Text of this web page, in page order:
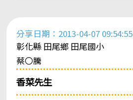
分享日期：2013-04-07 09:54:55
彰化縣 田尾鄉 田尾國小
蔡〇騰
香菜先生